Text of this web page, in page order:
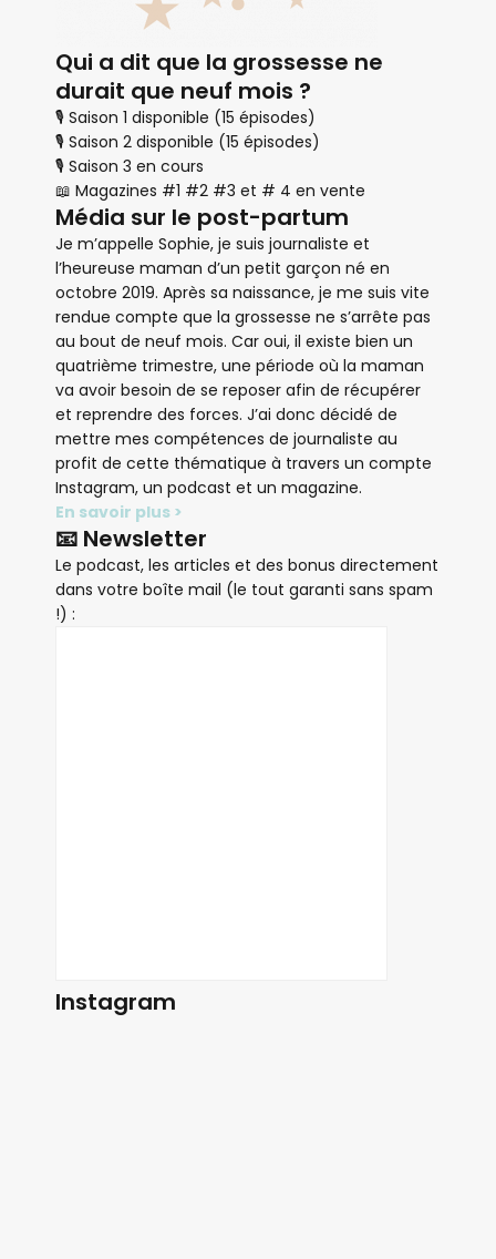
Qui a dit que la grossesse ne
durait que neuf mois ?
🎙 Saison 1 disponible (15 épisodes)
🎙 Saison 2 disponible (15 épisodes)
🎙 Saison 3 en cours
📖 Magazines #1 #2 #3 et # 4 en vente
Média sur le post-partum
Je m’appelle Sophie, je suis journaliste et
l’heureuse maman d’un petit garçon né en
octobre 2019. Après sa naissance, je me suis vite
rendue compte que la grossesse ne s’arrête pas
au bout de neuf mois. Car oui, il existe bien un
quatrième trimestre, une période où la maman
va avoir besoin de se reposer afin de récupérer
et reprendre des forces. J’ai donc décidé de
mettre mes compétences de journaliste au
profit de cette thématique à travers un compte
Instagram, un podcast et un magazine.
En savoir plus >
📧 Newsletter
Le podcast, les articles et des bonus directement
dans votre boîte mail (le tout garanti sans spam
!) :
Instagram